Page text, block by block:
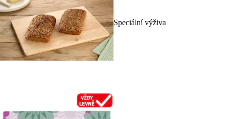
Speciální výživa